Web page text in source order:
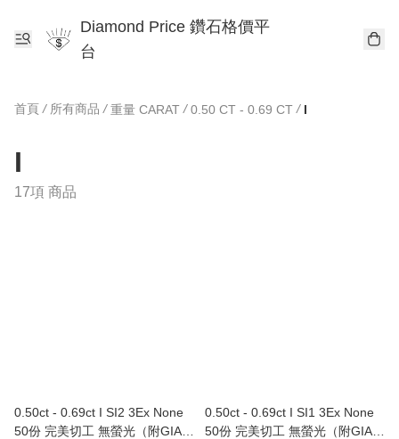
Diamond Price 鑽石格價平
台
首頁 / 所有商品 / 重量 CARAT / 0.50 CT - 0.69 CT / I
I
17項 商品
0.50ct - 0.69ct I SI2 3Ex None
50份 完美切工 無螢光（附GIA證
0.50ct - 0.69ct I SI1 3Ex None
50份 完美切工 無螢光（附GIA證